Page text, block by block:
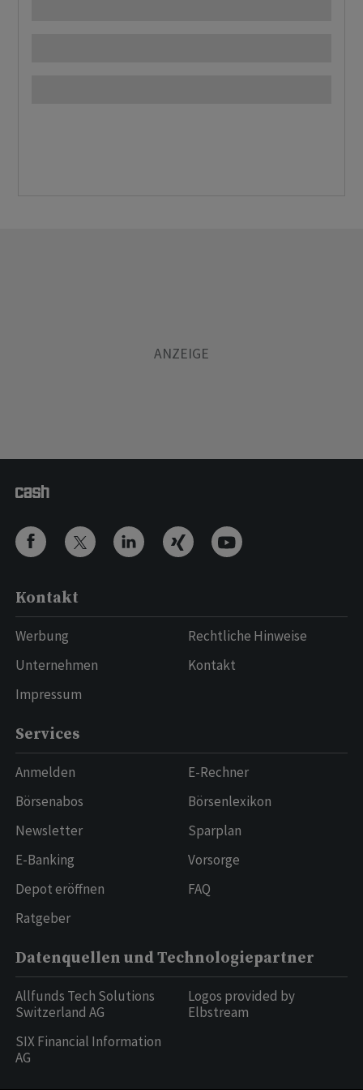
Kontakt
Werbung
Unternehmen
Impressum
Rechtliche Hinweise
Kontakt
Services
Anmelden
Börsenabos
Newsletter
E-Banking
Depot eröffnen
Ratgeber
E-Rechner
Börsenlexikon
Sparplan
Vorsorge
FAQ
Datenquellen und Technologiepartner
Allfunds Tech Solutions
Switzerland AG
SIX Financial Information
AG
Logos provided by
Elbstream